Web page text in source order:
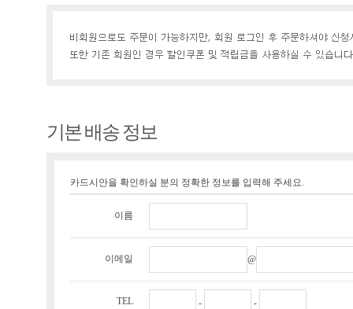
기본 배송 정보
카드시안을 확인하실 분의 정확한 정보를 입력해 주세요.
이름
이메일 @
TEL - -